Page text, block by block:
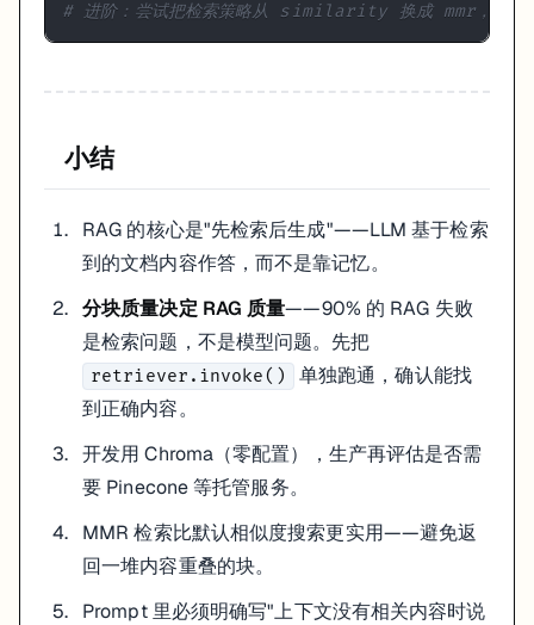
# 进阶：尝试把检索策略从 similarity 换成 mmr，对比
小结
RAG 的核心是"先检索后生成"——LLM 基于检索
到的文档内容作答，而不是靠记忆。
分块质量决定 RAG 质量——90% 的 RAG 失败
是检索问题，不是模型问题。先把
retriever.invoke()
单独跑通，确认能找
到正确内容。
开发用 Chroma（零配置），生产再评估是否需
要 Pinecone 等托管服务。
MMR 检索比默认相似度搜索更实用——避免返
回一堆内容重叠的块。
Prompt 里必须明确写"上下文没有相关内容时说